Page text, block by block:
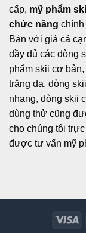
cấp, mỹ phẩm
chức năng
Bản với giá cả
đầy đủ các dòng
phẩm skii cơ
trắng da, dòng
nhang, dòng skii
dùng thử cũng
cho chúng tôi
được tư vấn mỹ